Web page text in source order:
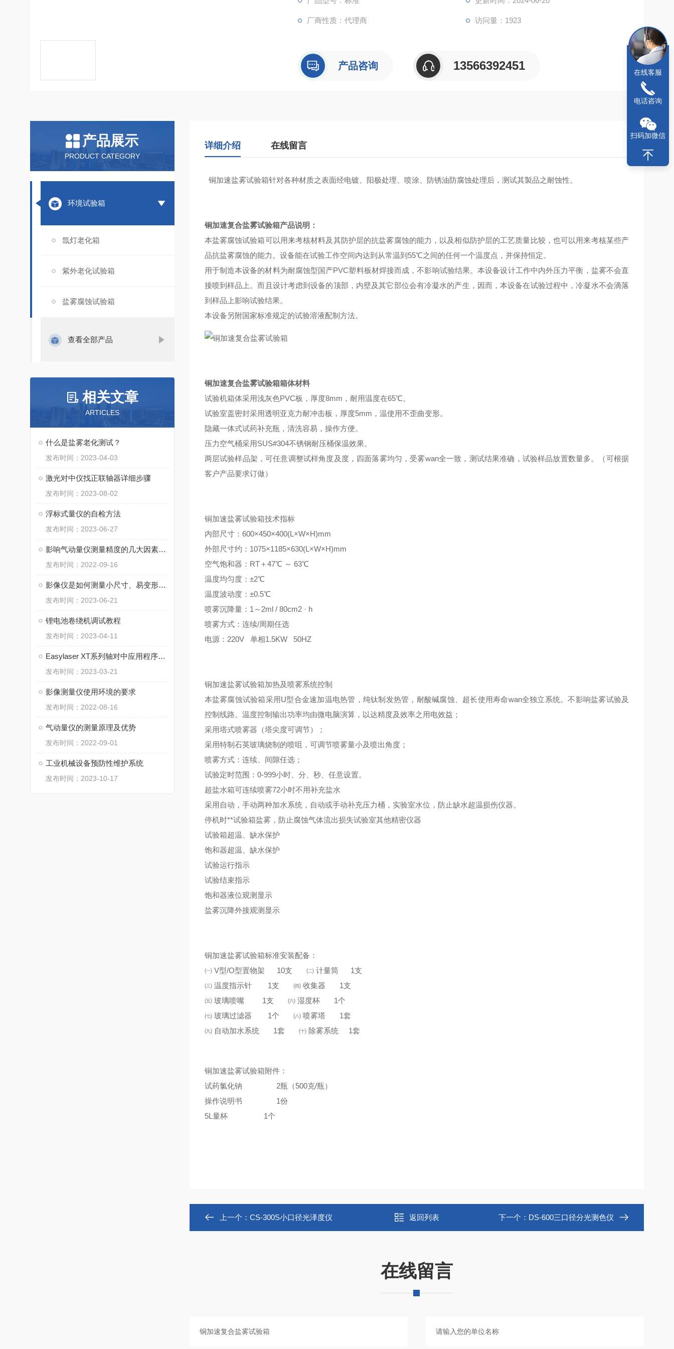
厂商性质：代理商 访问量：1923
产品咨询 13566392451
产品展示
PRODUCT CATEGORY
环境试验箱
氙灯老化箱
紫外老化试验箱
盐雾腐蚀试验箱
查看全部产品
相关文章
ARTICLES
什么是盐雾老化测试？
发布时间：2023-04-03
激光对中仪找正联轴器详细步骤
发布时间：2023-08-02
浮标式量仪的自检方法
发布时间：2023-06-27
影响气动量仪测量精度的几大因素，必看
发布时间：2022-09-16
影像仪是如何测量小尺寸、易变形工件？
发布时间：2023-06-21
锂电池卷绕机调试教程
发布时间：2023-04-11
Easylaser XT系列轴对中应用程序最新功能
发布时间：2023-03-21
影像测量仪使用环境的要求
发布时间：2022-08-16
气动量仪的测量原理及优势
发布时间：2022-09-01
工业机械设备预防性维护系统
发布时间：2023-10-17
详细介绍 在线留言
铜加速盐雾试验箱针对各种材质之表面经电镀、阳极处理、喷涂、防锈油防腐蚀处理后，测试其製品之耐蚀性。
铜加速复合盐雾试验箱产品说明：
本盐雾腐蚀试验箱可以用来考核材料及其防护层的抗盐雾腐蚀的能力，以及相似防护层的工艺质量比较，也可以用来考核某些产
品抗盐雾腐蚀的能力。设备能在试验工作空间内达到从常温到55℃之间的任何一个温度点，并保持恒定。
用于制造本设备的材料为耐腐蚀型国产PVC塑料板材焊接而成，不影响试验结果。本设备设计工作中内外压力平衡，盐雾不会直
接喷到样品上。而且设计考虑到设备的顶部，内壁及其它部位会有冷凝水的产生，因而，本设备在试验过程中，冷凝水不会滴落
到样品上影响试验结果。
本设备另附国家标准规定的试验溶液配制方法。
铜加速复合盐雾试验箱箱体材料
试验机箱体采用浅灰色PVC板，厚度8mm，耐用温度在65℃。
试验室盖密封采用透明亚克力耐冲击板，厚度5mm，温使用不歪曲变形。
隐藏一体式试药补充瓶，清洗容易，操作方便。
压力空气桶采用SUS#304不锈钢耐压桶保温效果。
两层试验样品架，可任意调整试样角度及度，四面落雾均匀，受雾wan全一致，测试结果准确，试验样品放置数量多。（可根据
客户产品要求订做）
铜加速盐雾试验箱技术指标
内部尺寸：600×450×400(L×W×H)mm
外部尺寸约：1075×1185×630(L×W×H)mm
空气饱和器：RT＋47℃ ～ 63℃
温度均匀度：±2℃
温度波动度：±0.5℃
喷雾沉降量：1～2ml / 80cm2 · h
喷雾方式：连续/周期任选
电源：220V 单相1.5KW 50HZ
铜加速盐雾试验箱加热及喷雾系统控制
本盐雾腐蚀试验箱采用U型合金速加温电热管，纯钛制发热管，耐酸碱腐蚀、超长使用寿命wan全独立系统。不影响盐雾试验及
控制线路。温度控制输出功率均由微电脑演算，以达精度及效率之用电效益；
采用塔式喷雾器（塔尖度可调节）；
采用特制石英玻璃烧制的喷咀，可调节喷雾量小及喷出角度；
喷雾方式：连续、间隙任选；
试验定时范围：0-999小时、分、秒、任意设置。
超盐水箱可连续喷雾72小时不用补充盐水
采用自动，手动两种加水系统，自动或手动补充压力桶，实验室水位，防止缺水超温损伤仪器。
停机时**试验箱盐雾，防止腐蚀气体流出损失试验室其他精密仪器
试验箱超温、缺水保护
饱和器超温、缺水保护
试验运行指示
试验结束指示
饱和器液位观测显示
盐雾沉降外接观测显示
铜加速盐雾试验箱标准安装配备：
㈠ V型/O型置物架 10支 ㈡ 计量筒 1支
㈢ 温度指示针 1支 ㈣ 收集器 1支
㈤ 玻璃喷嘴 1支 ㈥ 湿度杯 1个
㈦ 玻璃过滤器 1个 ㈧ 喷雾塔 1套
㈨ 自动加水系统 1套 ㈩ 除雾系统 1套
铜加速盐雾试验箱附件：
试药氯化钠 2瓶（500克/瓶）
操作说明书 1份
5L量杯 1个
上一个： CS-300S小口径光泽度仪 返回列表 下一个： DS-600三口径分光测色仪
在线留言
在线客服
电话咨询
扫码加微信